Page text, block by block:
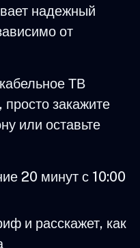
надежный
от
ТВ
закажите
или оставьте
20 минут с 10:00
и расскажет, как